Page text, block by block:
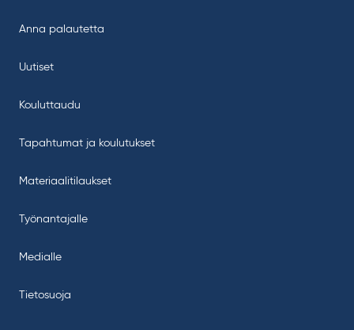
Anna palautetta
Uutiset
Kouluttaudu
Tapahtumat ja koulutukset
Materiaalitilaukset
Työnantajalle
Medialle
Tietosuoja